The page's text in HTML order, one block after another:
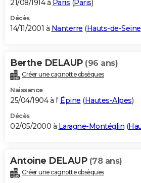
21/08/1914 à Paris (Paris)
Décès
14/11/2001 à Nanterre (Hauts-de-Seine
Berthe DELAUP (96 ans)
Créer une cagnotte obsèques
Naissance
25/04/1904 à l' Épine (Hautes-Alpes)
Décès
02/05/2000 à Laragne-Montéglin (
Antoine DELAUP (78 ans)
Créer une cagnotte obsèques